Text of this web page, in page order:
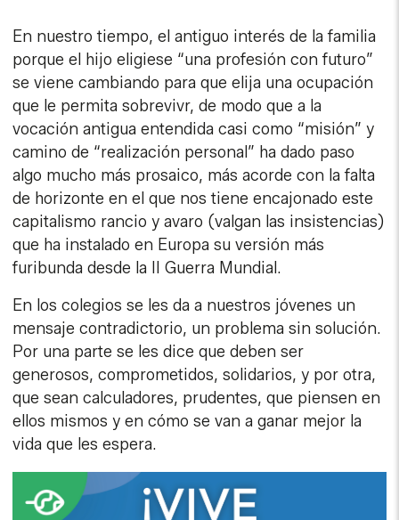
En nuestro tiempo, el antiguo interés de la familia
porque el hijo eligiese “una profesión con futuro”
se viene cambiando para que elija una ocupación
que le permita sobrevivr, de modo que a la
vocación antigua entendida casi como “misión” y
camino de “realización personal” ha dado paso
algo mucho más prosaico, más acorde con la falta
de horizonte en el que nos tiene encajonado este
capitalismo rancio y avaro (valgan las insistencias)
que ha instalado en Europa su versión más
furibunda desde la II Guerra Mundial.
En los colegios se les da a nuestros jóvenes un
mensaje contradictorio, un problema sin solución.
Por una parte se les dice que deben ser
generosos, comprometidos, solidarios, y por otra,
que sean calculadores, prudentes, que piensen en
ellos mismos y en cómo se van a ganar mejor la
vida que les espera.